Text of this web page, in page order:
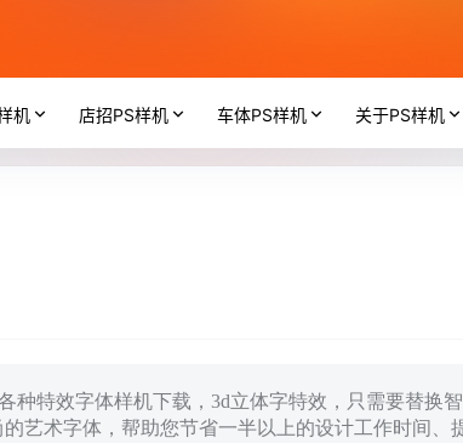
机 店招PS样机 车体PS样机 关于PS样机
种特效字体样机下载，3d立体字特效，只需要替换智
艺术字体，帮助您节省一半以上的设计工作时间、